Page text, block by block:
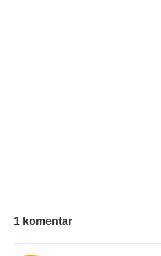
1 komentar